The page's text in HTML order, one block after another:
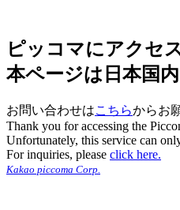
ピッコマにアクセ
本ページは日本国
お問い合わせはこちらからお
Thank you for accessing the
Unfortunately, this service can
For inquiries, please click here.
Kakao piccoma Corp.